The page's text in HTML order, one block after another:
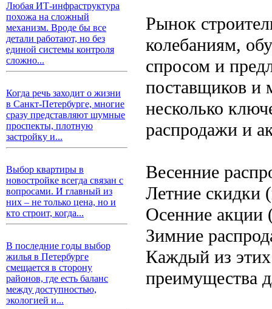
Любая ИТ-инфраструктура
похожа на сложный
механизм. Вроде бы все
детали работают, но без
единой системы контроля
сложно...
Когда речь заходит о жизни
в Санкт-Петербурге, многие
сразу представляют шумные
проспекты, плотную
застройку и...
Выбор квартиры в
новостройке всегда связан с
вопросами. И главный из
них – не только цена, но и
кто строит, когда...
В последние годы выбор
жилья в Петербурге
смещается в сторону
районов, где есть баланс
между доступностью,
экологией и...
Рынок
колебаниям,
спросом и
поставщиков и
несколько
распродажи и
Весенние
Летние скидки
Осенние акции
Зимние
Каждый из этих
преимущества